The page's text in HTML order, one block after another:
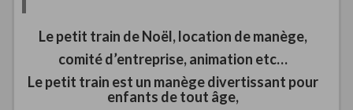
Le petit train de Noël, location de manège,
comité d’entreprise, animation etc…
Le petit train est un manège divertissant pour
enfants de tout âge,